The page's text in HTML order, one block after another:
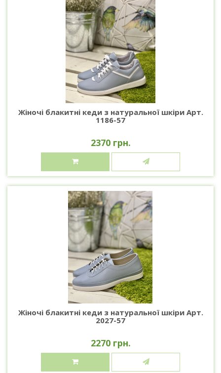
Жіночі блакитні кеди з натуральної шкіри Арт.
1186-57
2370 грн.
Жіночі блакитні кеди з натуральної шкіри Арт.
2027-57
2270 грн.